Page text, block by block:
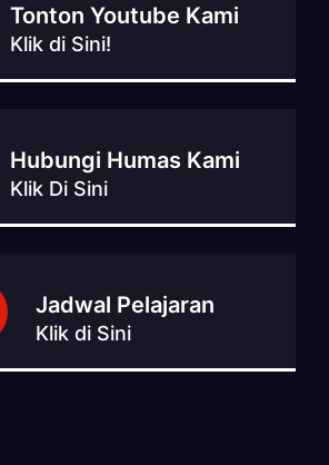
Tonton Youtube Kami
Klik di Sini!
Hubungi Humas Kami
Klik Di Sini
Jadwal Pelajaran
Klik di Sini